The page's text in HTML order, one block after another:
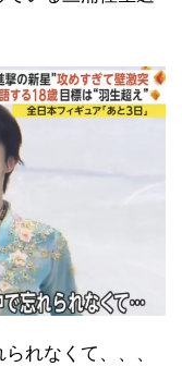
れなくて、、、